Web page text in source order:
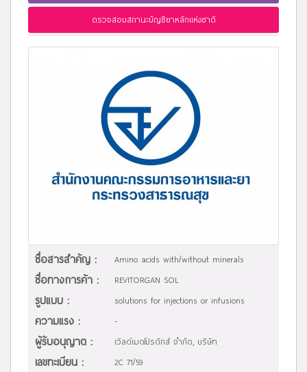
ตรวจสอบสถานะบัญชียาหลักแห่งชาติ
ชื่อสารสำคัญ : Amino acids with/without minerals
ชื่อทางการค้า : REVITORGAN SOL
รูปแบบ : solutions for injections or infusions
ความแรง : -
ผู้รับอนุญาต : เวิลด์เมดโปรดักส์ จำกัด, บริษัท
เลขทะเบียน : 2C 71/59